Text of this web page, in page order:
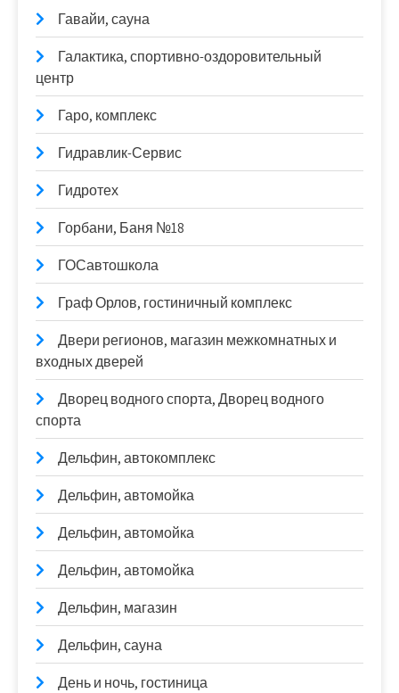
Гавайи, сауна
Галактика, спортивно-оздоровительный
центр
Гаро, комплекс
Гидравлик-Сервис
Гидротех
Горбани, Баня №18
ГОСавтошкола
Граф Орлов, гостиничный комплекс
Двери регионов, магазин межкомнатных и
входных дверей
Дворец водного спорта, Дворец водного
спорта
Дельфин, автокомплекс
Дельфин, автомойка
Дельфин, автомойка
Дельфин, автомойка
Дельфин, магазин
Дельфин, сауна
День и ночь, гостиница